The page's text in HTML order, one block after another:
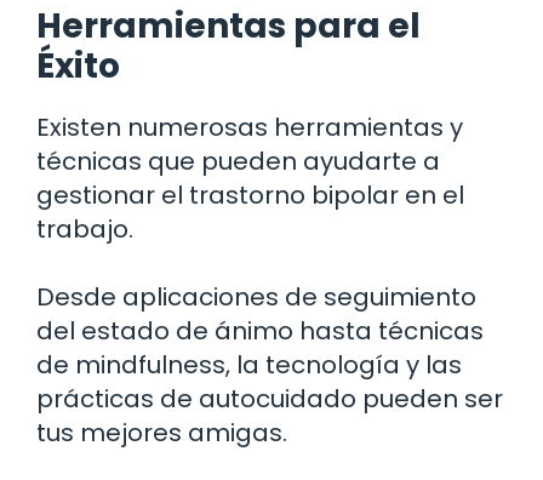
Herramientas para el
Éxito
Existen numerosas herramientas y
técnicas que pueden ayudarte a
gestionar el trastorno bipolar en el
trabajo.
Desde aplicaciones de seguimiento
del estado de ánimo hasta técnicas
de mindfulness, la tecnología y las
prácticas de autocuidado pueden ser
tus mejores amigas.